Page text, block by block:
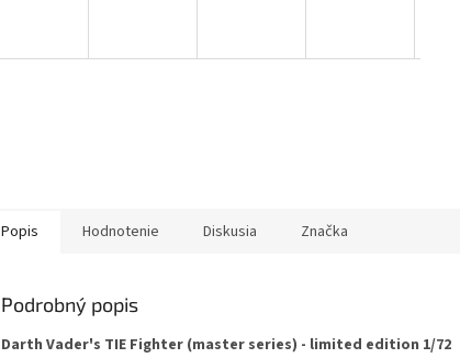
Popis Hodnotenie Diskusia Značka
Podrobný popis
Darth Vader's TIE Fighter (master series) - limited edition 1/72